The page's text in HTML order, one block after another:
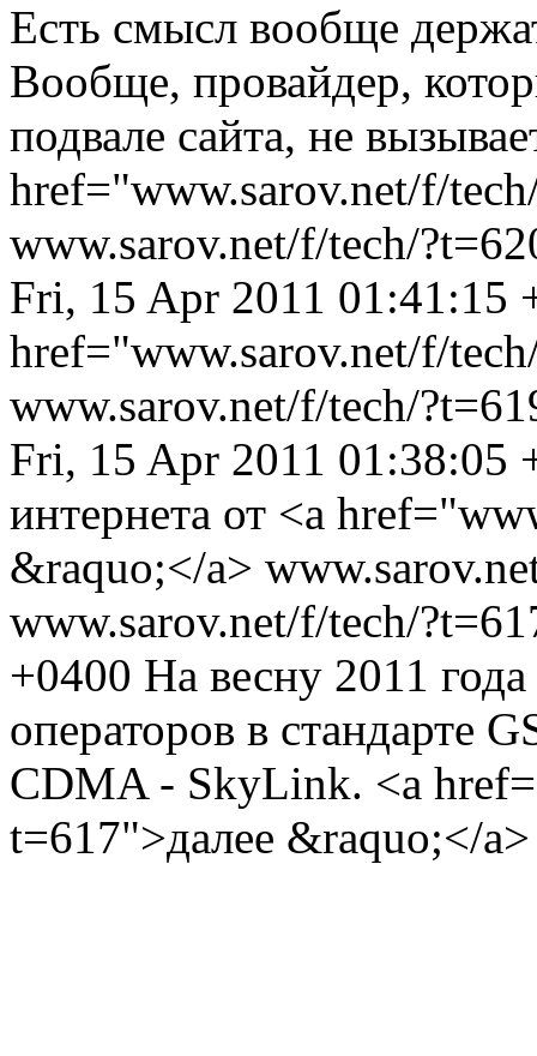
Есть смысл вообще
Вообще, провайдер,
подвале сайта, не
href="www.sarov.net/f/
www.sarov.net/f/tech/
Fri, 15 Apr 2011 01:41:15
href="www.sarov.net/f/
www.sarov.net/f/tech/
Fri, 15 Apr 2011 01:38:05
интернета от <a
&raquo;</a>
www.sarov.net/f/tech/
+0400 На весну 2011
операторов в стандарте
CDMA - SkyLink. <a
t=617">далее &raquo;</a>